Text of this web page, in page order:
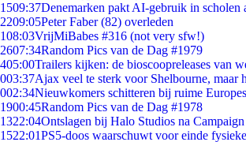
1509:37Denemarken pakt AI-gebruik in scholen
2209:05Peter Faber (82) overleden
108:03VrijMiBabes #316 (not very sfw!)
2607:34Random Pics van de Dag #1979
405:00Trailers kijken: de bioscoopreleases van
003:37Ajax veel te sterk voor Shelbourne, maar
002:34Nieuwkomers schitteren bij ruime
1900:45Random Pics van de Dag #1978
1322:04Ontslagen bij Halo Studios na
1522:01PS5-doos waarschuwt voor einde